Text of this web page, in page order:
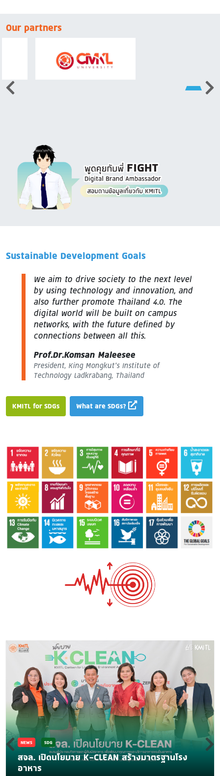
Our partners
Sustainable Development Goals
We aim to drive society to the next level
by using technology and innovation, and
also further promote Thailand 4.0. The
digital world will be built on campus
networks, with the future defined by
connections between all this.
Prof.Dr.Komsan Maleesee
President, King Mongkut’s Institute of
Technology Ladkrabang, Thailand
KMITL for SDGs What are SDGs?
Image
SDG
ล. เปิดนโยบาย K-CLEAN สร้างมาตรฐานโรง